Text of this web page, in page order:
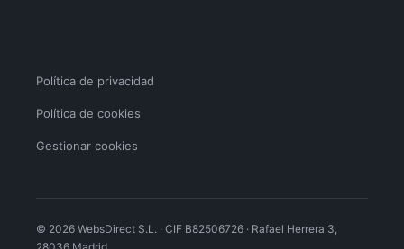
Política de privacidad
Política de cookies
Gestionar cookies
© 2026 WebsDirect S.L. · CIF B82506726 · Rafael Herrera 3,